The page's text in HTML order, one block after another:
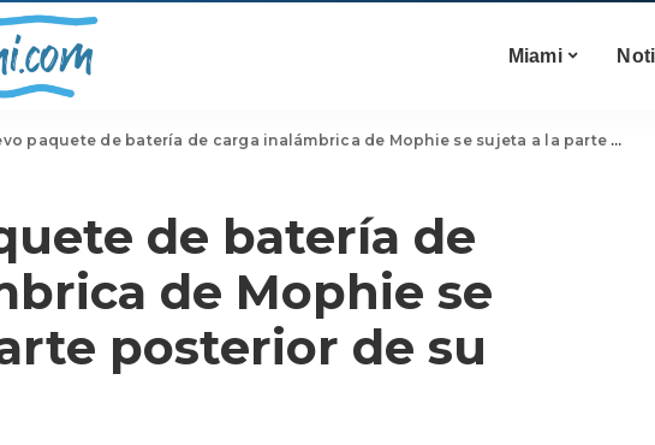
Miami
paquete de batería de carga inalámbrica de Mophie se sujeta a la parte posterior de su teléfono
de batería de
de Mophie se
posterior de su